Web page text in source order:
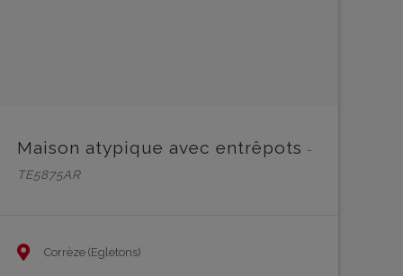
Maison atypique avec entrêpots -
TE5875AR
Corrèze (Egletons)